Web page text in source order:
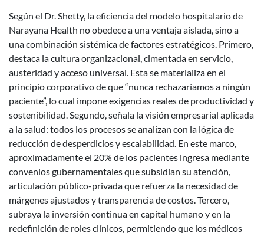
Según el Dr. Shetty, la eficiencia del modelo hospitalario de
Narayana Health no obedece a una ventaja aislada, sino a
una combinación sistémica de factores estratégicos. Primero,
destaca la cultura organizacional, cimentada en servicio,
austeridad y acceso universal. Esta se materializa en el
principio corporativo de que “nunca rechazaríamos a ningún
paciente”, lo cual impone exigencias reales de productividad y
sostenibilidad. Segundo, señala la visión empresarial aplicada
a la salud: todos los procesos se analizan con la lógica de
reducción de desperdicios y escalabilidad. En este marco,
aproximadamente el 20% de los pacientes ingresa mediante
convenios gubernamentales que subsidian su atención,
articulación público-privada que refuerza la necesidad de
márgenes ajustados y transparencia de costos. Tercero,
subraya la inversión continua en capital humano y en la
redefinición de roles clínicos, permitiendo que los médicos